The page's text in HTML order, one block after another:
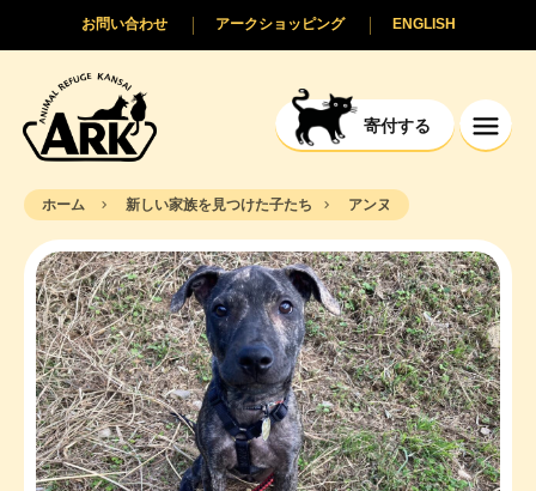
寄付する
ENGLISH
アークショッピング
お問い合わせ
ホーム 新しい家族を見つけた子たち アンヌ